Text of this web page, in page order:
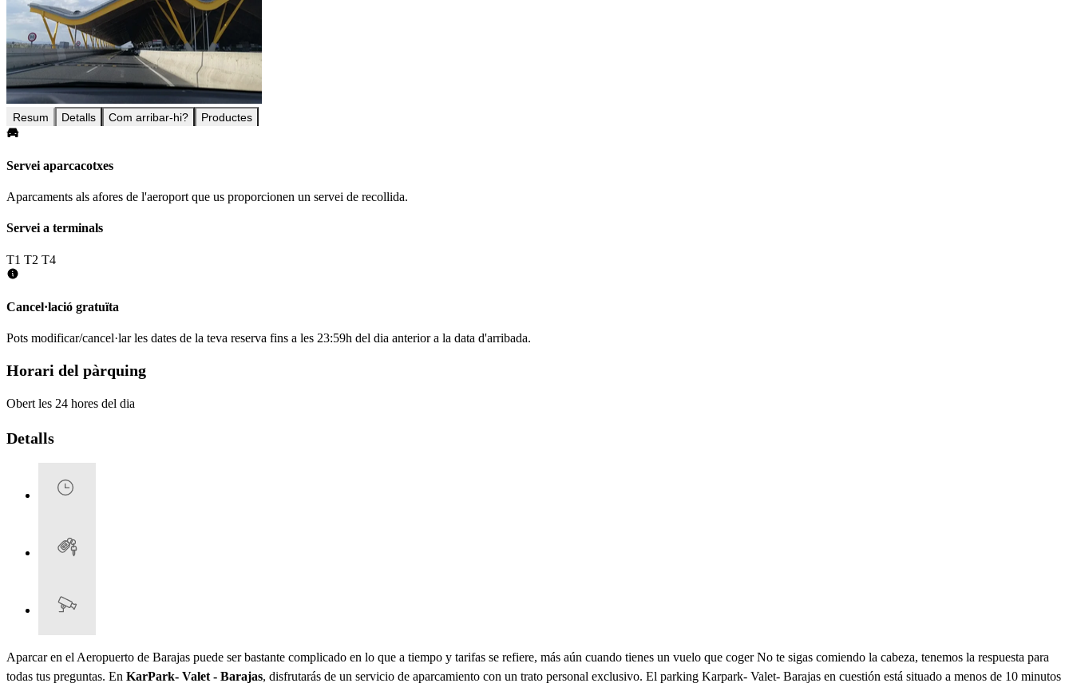
Resum Detalls Com arribar-hi? Productes
Servei aparcacotxes
Aparcaments als afores de l'aeroport que us proporcionen un servei de recollida.
Servei a terminals
T1 T2 T4
Cancel·lació gratuïta
Pots modificar/cancel·lar les dates de la teva reserva fins a les 23:59h del dia anterior a la data d'arribada.
Horari del pàrquing
Obert les 24 hores del dia
Detalls
Aparcar en el Aeropuerto de Barajas puede ser bastante complicado en lo que a tiempo y tarifas se refiere, más aún cuando tienes un vuelo que coger No te sigas comiendo la cabeza, tenemos la respuesta para
todas tus preguntas. En KarPark- Valet - Barajas, disfrutarás de un servicio de aparcamiento con un trato personal exclusivo. El parking Karpark- Valet- Barajas en cuestión está situado a menos de 10 minutos